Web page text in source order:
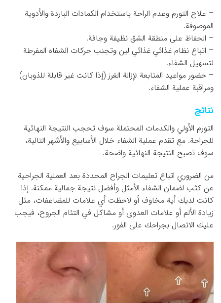
– علاج التورم وعدم الراحة باستخدام الكمادات الباردة والأدوية
الموصوفة.
– الحفاظ على منطقة الشق نظيفة وجافة.
– اتباع نظام غذائي غذائي لين وتجنب حركات الشفاه المفرطة
لتسهيل الشفاء.
– حضور مواعيد المتابعة لإزالة الغرز (إذا كانت غير قابلة للذوبان)
ومراقبة عملية الشفاء.
نتائج
التورم الأولي والكدمات المحتملة سوف تحجب النتيجة النهائية
للجراحة. مع تقدم عملية الشفاء خلال الأسابيع والأشهر التالية،
سوف تصبح النتيجة النهائية واضحة.
من الضروري اتباع تعليمات الجراح المحددة بعد العملية الجراحية
عن كثب لضمان الشفاء الأمثل وأفضل نتيجة جمالية ممكنة. إذا
كانت لديك أية مخاوف أو لاحظت أي علامات للمضاعفات، مثل
زيادة الألم أو علامات العدوى أو مشاكل في التئام الجروح، فيجب
عليك الاتصال بجراحك على الفور.